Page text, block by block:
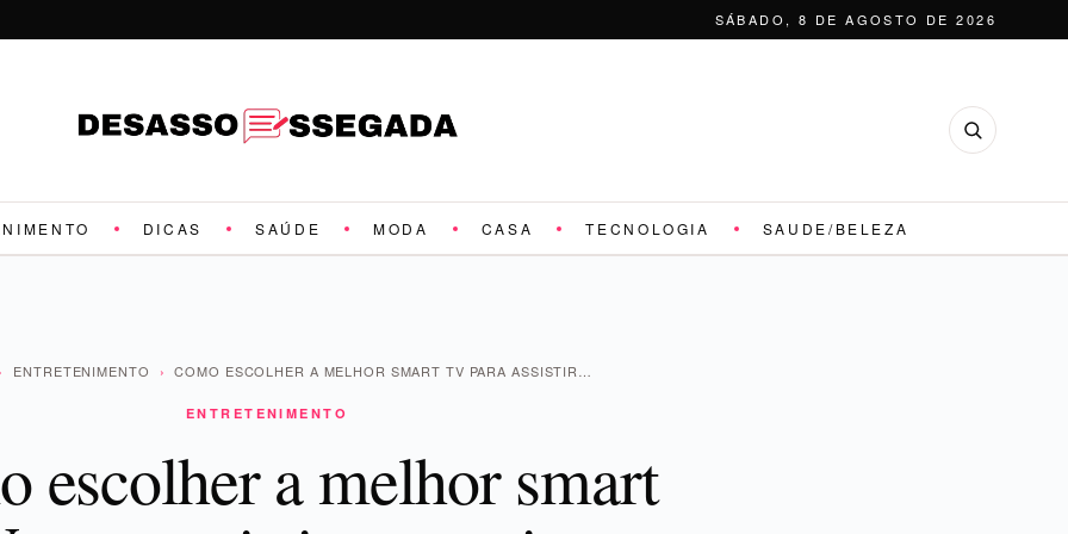
SÁBADO, 8 DE AGOSTO DE 2026
DICAS SAÚDE MODA CASA TECNOLOGIA SAUDE/BELEZA
› ENTRETENIMENTO › COMO ESCOLHER A MELHOR SMART TV PARA ASSISTIR…
ENTRETENIMENTO
escolher a melhor smart